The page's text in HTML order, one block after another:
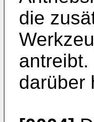
die
darüber